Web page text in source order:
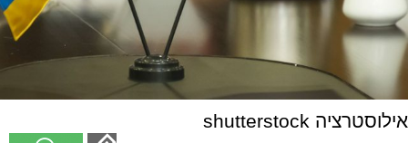
אילוסטרציה shutterstock